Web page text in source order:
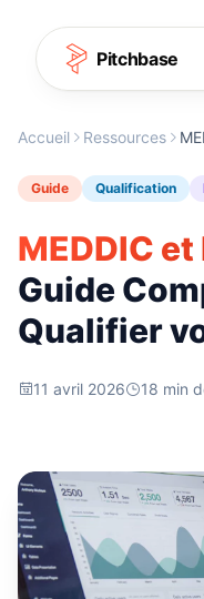
Aller au contenu
Pitchbase
Accueil Ressources
Guide Qualification
MEDDIC et
Guide
Qualifier
11 avril 2026 18 min